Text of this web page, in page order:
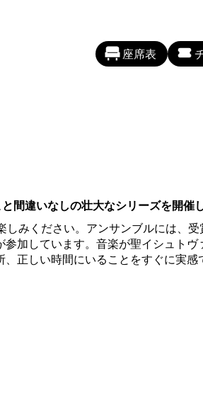
座席表
違いなしの壮大なシリーズを開催
みください。アンサンブルには、
加しています。音楽が聖イシュトヴ
正しい時間にいることをすぐに実感